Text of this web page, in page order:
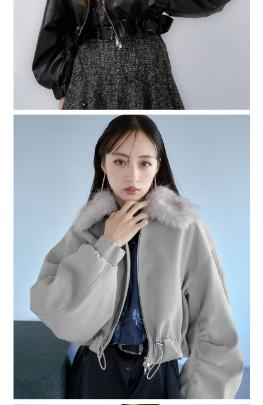
易，需依本服務之必要範圍內提供個人資料，並將交易相關給付款項請求債
權轉讓予恩沛科技股份有限公司。
２．關於個人資料處理事宜，請瀏覽以下網址：
https://aftee.tw/terms/#terms3
３．未成年的使用者請事先徵得法定代理人或監護人之同意方可使用
「AFTEE先享後付」，若未經同意申辦者引起之損失，本公司不負相關責
４．使用「AFTEE先享後付」時，將依據個別帳號之用戶狀況，依本公司即
時審查核予不同之上限額度；若仍有額度不足之情形，本公司將視審查結果
請求用戶進行身份認證。
５．嚴禁一人註冊多個帳號或使用他人資訊註冊。若發現惡意使用之情形，
恩沛科技股份有限公司將有權停止該用戶之使用額度並採取法律行動。